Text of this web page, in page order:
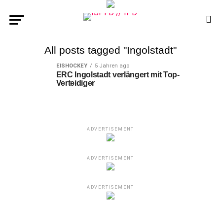
All posts tagged "Ingolstadt"
EISHOCKEY 5 Jahren ago
ERC Ingolstadt verlängert mit Top-
Verteidiger
ADVERTISEMENT
ADVERTISEMENT
ADVERTISEMENT